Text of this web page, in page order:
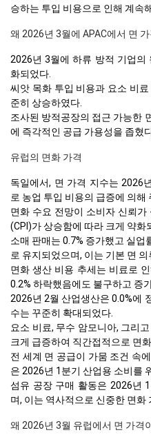
승하는 투입 비용으로 인해 계속
왜 2026년 3월에 APAC에서 면
2026년 3월에 하류 방적 기업
화되었다.
씨앗 목화 투입 비용과 요소 비
준히 상승하였다.
조사된 방적공장의 접근 가능한
에 즉각적인 공급 가용성을 좁혔
유럽의 면화 가격
독일에서, 면 가격 지수는 2026
로 농업 투입 비용의 급증에 의해
면화 수요 전망이 소비자 신뢰
(CPI)가 상승함에 따라 크게 약화
소매 판매는 0.7% 증가했고 실업
로 유지되었으며, 이는 기본 면
면화 생산 비용 추세는 비료로
0.2% 하락했음에도 불구하고 증
2026년 2월 산업생산은 0.0%에
수는 꾸준히 확대되었다.
요소 비료, 무수 암모니아, 그리
크게 급증하여 직간접적으로 면
전 세계 면 공급이 가뭄 조건 속
은 2026년 1분기 산업용 소비를
섬유 공장 구매 활동은 2026년
며, 이는 역사적으로 신중한 면화
왜 2026년 3월 유럽에서 면 가격